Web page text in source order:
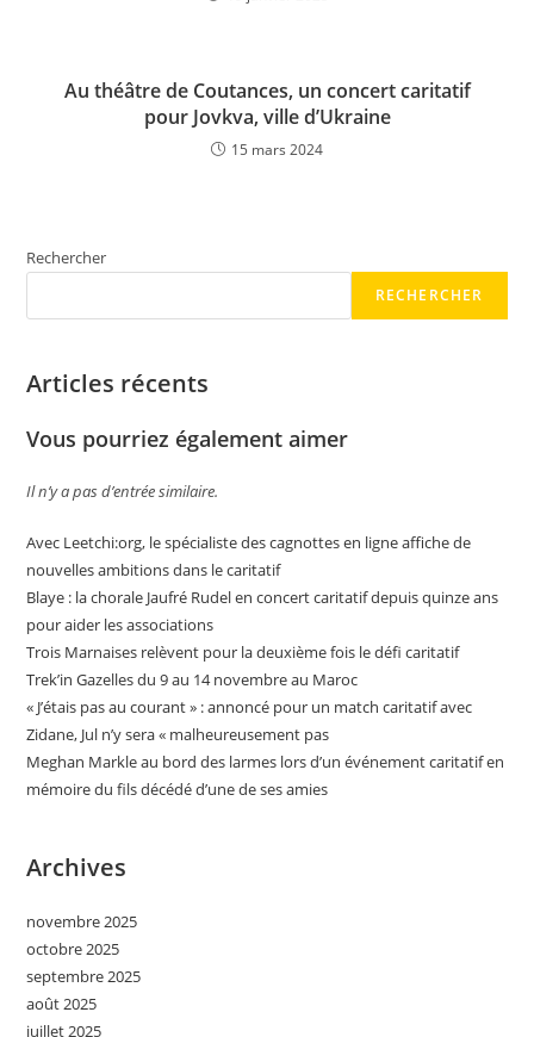
Au théâtre de Coutances, un concert caritatif
pour Jovkva, ville d’Ukraine
15 mars 2024
Rechercher
RECHERCHER
Articles récents
Vous pourriez également aimer
Il n’y a pas d’entrée similaire.
Avec Leetchi:org, le spécialiste des cagnottes en ligne affiche de
nouvelles ambitions dans le caritatif
Blaye : la chorale Jaufré Rudel en concert caritatif depuis quinze ans
pour aider les associations
Trois Marnaises relèvent pour la deuxième fois le défi caritatif
Trek’in Gazelles du 9 au 14 novembre au Maroc
« J’étais pas au courant » : annoncé pour un match caritatif avec
Zidane, Jul n’y sera « malheureusement pas
Meghan Markle au bord des larmes lors d’un événement caritatif en
mémoire du fils décédé d’une de ses amies
Archives
novembre 2025
octobre 2025
septembre 2025
août 2025
juillet 2025